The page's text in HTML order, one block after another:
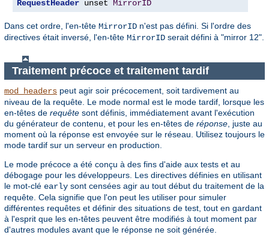
RequestHeader unset MirrorID
Dans cet ordre, l'en-tête MirrorID n'est pas défini. Si l'ordre des
directives était inversé, l'en-tête MirrorID serait défini à "mirror 12".
Traitement précoce et traitement tardif
mod_headers peut agir soir précocement, soit tardivement au
niveau de la requête. Le mode normal est le mode tardif, lorsque les
en-têtes de requête sont définis, immédiatement avant l'exécution
du générateur de contenu, et pour les en-têtes de réponse , juste au
moment où la réponse est envoyée sur le réseau. Utilisez toujours le
mode tardif sur un serveur en production.
Le mode précoce a été conçu à des fins d'aide aux tests et au
débogage pour les développeurs. Les directives définies en utilisant
le mot-clé early sont censées agir au tout début du traitement de la
requête. Cela signifie que l'on peut les utiliser pour simuler
différentes requêtes et définir des situations de test, tout en gardant
à l'esprit que les en-têtes peuvent être modifiés à tout moment par
d'autres modules avant que le réponse ne soit générée.